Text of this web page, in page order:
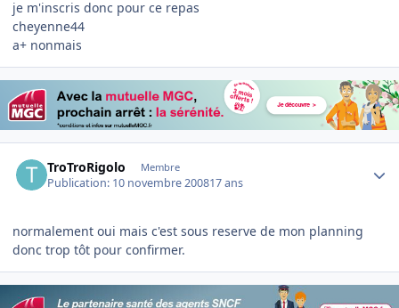
je m'inscris donc pour ce repas
cheyenne44
a+ nonmais
TroTroRigolo Membre
Publication: 10 novembre 200817 ans
normalement oui mais c'est sous reserve de mon planning
donc trop tôt pour confirmer.